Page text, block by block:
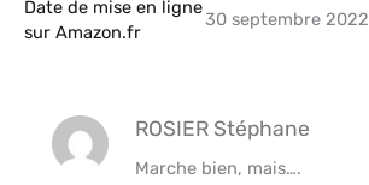
Date de mise en ligne
sur Amazon.fr
30 septembre 2022
ROSIER Stéphane
Marche bien, mais….